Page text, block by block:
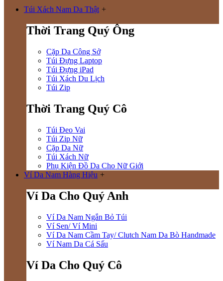
Túi Xách Nam Da Thật +
Thời Trang Quý Ông
Cặp Da Công Sở
Túi Đựng Laptop
Túi Đựng iPad
Túi Xách Du Lịch
Túi Zip
Thời Trang Quý Cô
Túi Đeo Vai
Túi Zip Nữ
Cặp Da Nữ
Túi Xách Nữ
Phụ Kiện Đồ Da Cho Nữ Giới
Ví Da Nam Hàng Hiệu +
Ví Da Cho Quý Anh
Ví Da Nam Ngắn Bỏ Túi
Ví Sen/ Ví Mini
Ví Da Nam Cầm Tay/ Clutch Nam Da Bò Handmade
Ví Nam Da Cá Sấu
Ví Da Cho Quý Cô